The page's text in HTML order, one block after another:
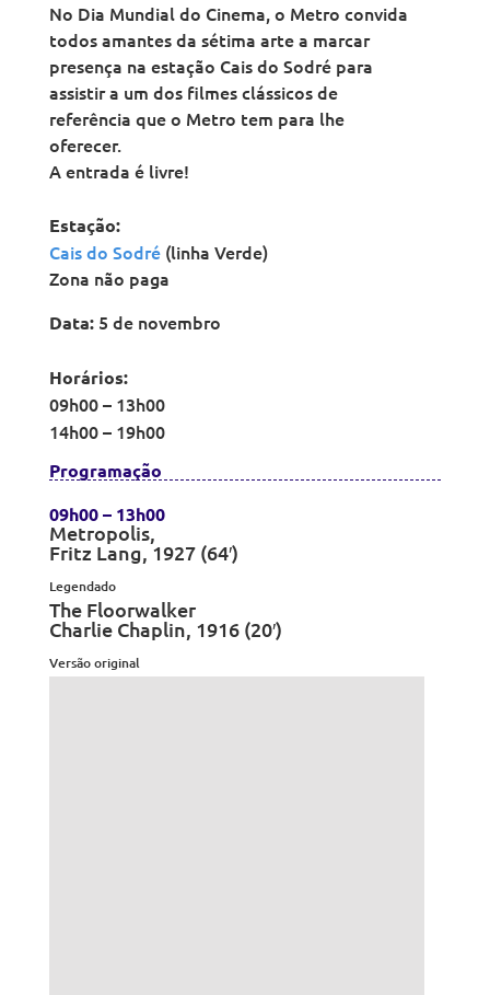
No Dia Mundial do Cinema, o Metro convida
todos amantes da sétima arte a marcar
presença na estação Cais do Sodré para
assistir a um dos filmes clássicos de
referência que o Metro tem para lhe
oferecer.
A entrada é livre!
Estação:
Cais do Sodré(linha Verde)
Zona não paga
Data: 5 de novembro
Horários:
09h00 – 13h00
14h00 – 19h00
Programação
09h00 – 13h00
Metropolis,
Fritz Lang, 1927 (64′)
Legendado
The Floorwalker
Charlie Chaplin, 1916 (20′)
Versão original